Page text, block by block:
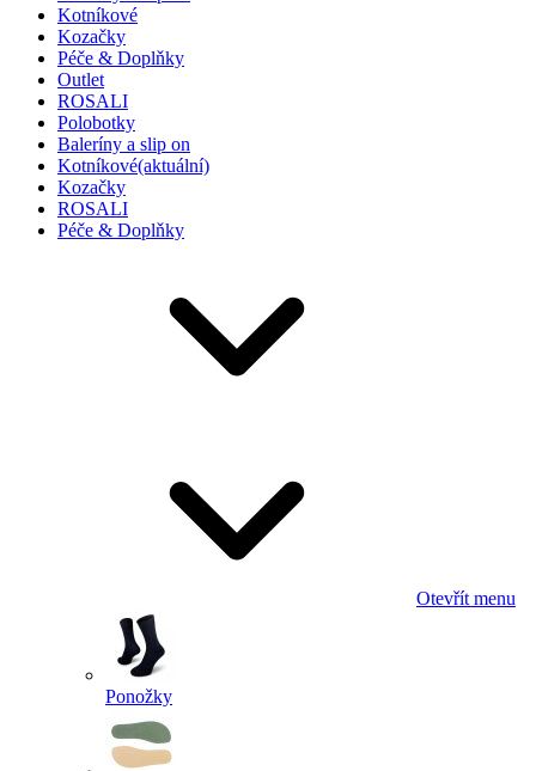
Kotníkové
Kozačky
Péče & Doplňky
Outlet
ROSALI
Polobotky
Baleríny a slip on
Kotníkové(aktuální)
Kozačky
ROSALI
Péče & Doplňky
Otevřít menu
Ponožky